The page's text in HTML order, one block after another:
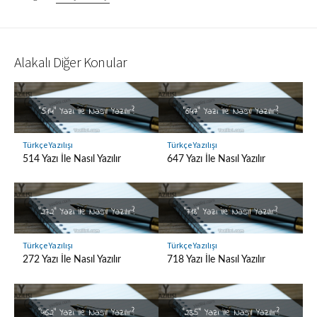
Alakalı Diğer Konular
Türkçe Yazılışı
514 Yazı İle Nasıl Yazılır
Türkçe Yazılışı
647 Yazı İle Nasıl Yazılır
Türkçe Yazılışı
272 Yazı İle Nasıl Yazılır
Türkçe Yazılışı
718 Yazı İle Nasıl Yazılır